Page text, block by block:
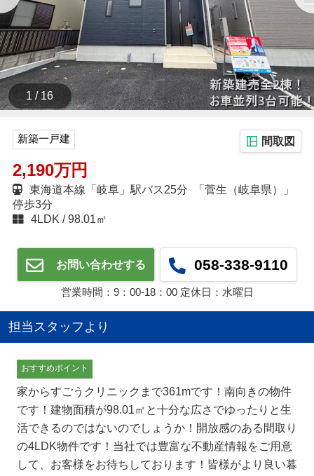
1 / 16
新築一戸建 間取図
2,190万円
東海道本線「岐阜」駅バス25分 「菅生（岐阜県）」
停歩3分
4LDK
98.01㎡
お問い合わせする 058-338-9110
営業時間：9：00‐18：00 定休日：水曜日
担当スタッフより
おすすめポイント
家からすごうクリニックまで361mです！南向きの物件
です！建物面積が98.01㎡と十分な広さでゆったりと生
活できるのではないのでしょうか！開放感のある間取り
の4LDK物件です！当社では豊富な不動産情報をご用意
して、お客様をお待ちしております！皆様がより良い暮